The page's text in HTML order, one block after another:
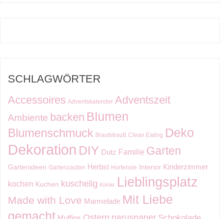
SCHLAGWÖRTER
Accessoires Adventskalender Adventszeit
Ambiente backen Blumen
Blumenschmuck Brautstrauß Clean Eating Deko
Dekoration DIY Dutz Familie Garten
Gartenideen Gartenzauber Herbst Hortensie Interior Kinderzimmer
kochen Kuchen kuschelig Kürbis Lieblingsplatz
Made with Love Marmelade Mit Liebe
gemacht